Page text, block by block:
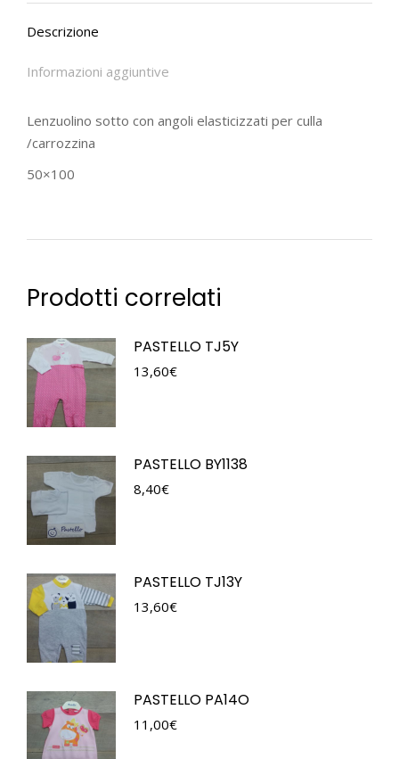
Descrizione
Informazioni aggiuntive
Lenzuolino sotto con angoli elasticizzati per culla
/carrozzina
50×100
Prodotti correlati
PASTELLO TJ5Y
13,60€
PASTELLO BY1138
8,40€
PASTELLO TJ13Y
13,60€
PASTELLO PA14O
11,00€